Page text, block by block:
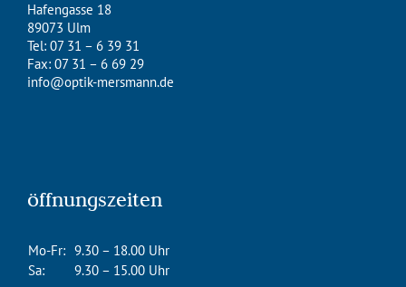
Hafengasse 18
89073 Ulm
Tel: 07 31 – 6 39 31
Fax: 07 31 – 6 69 29
info@optik-mersmann.de
öffnungszeiten
Mo-Fr: 9.30 – 18.00 Uhr
Sa:
9.30 – 15.00 Uhr